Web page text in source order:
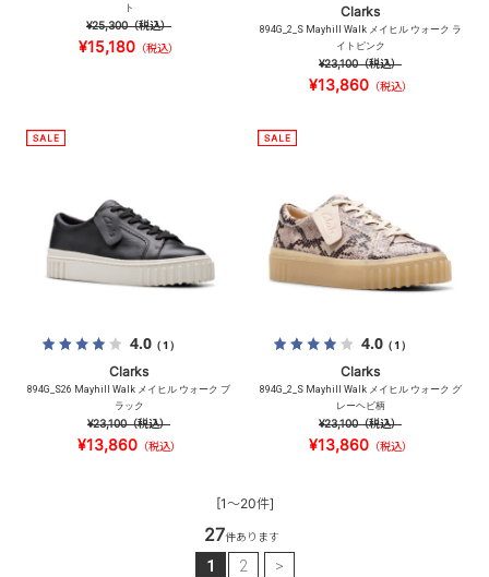
ト
¥25,300（税込）
¥15,180 （税込）
Clarks
894G_2_S Mayhill Walk メイヒル ウォーク ラ
イトピンク
¥23,100（税込）
¥13,860（税込）
4.0（1）
Clarks
894G_S26 Mayhill Walk メイヒル ウォーク ブ
ラック
¥23,100（税込）
¥13,860（税込）
4.0（1）
Clarks
894G_2_S Mayhill Walk メイヒル ウォーク グ
レーヘビ柄
¥23,100（税込）
¥13,860（税込）
[1～20件]
27件あります
1 2 >